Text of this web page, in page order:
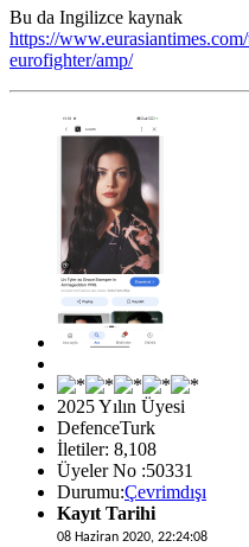
Bu da Ingilizce kaynak
https://
eurofighter/amp/
2025 Yılın Üyesi
DefenceTurk
İletiler: 8,108
Üyeler No :50331
Durumu:Çevrimdışı
Kayıt Tarihi
08 Haziran 2020, 22:24:08